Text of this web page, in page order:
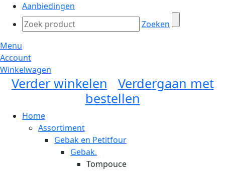
Aanbiedingen
Zoeken
Menu
Account
Winkelwagen
Verder winkelen
Verdergaan met
bestellen
Home
Assortiment
Gebak en Petitfour
Gebak.
Tompouce